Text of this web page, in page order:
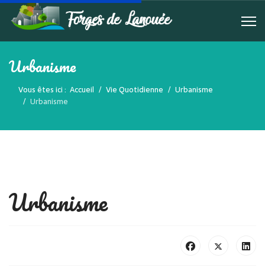
Urbanisme
Vous êtes ici : Accueil Vie Quotidienne
Urbanisme
Urbanisme
Urbanisme